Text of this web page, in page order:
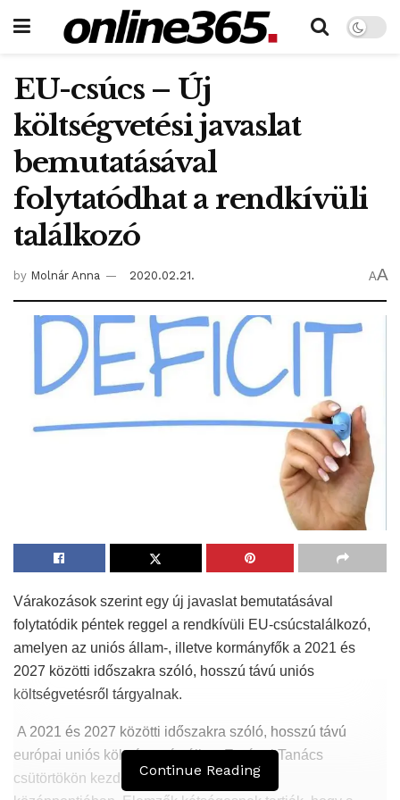
EU-csúcs – Új
költségvetési javaslat
bemutatásával
folytatódhat a rendkívüli
találkozó
by Molnár Anna 2020.02.21. AA
Várakozások szerint egy új javaslat bemutatásával
folytatódik péntek reggel a rendkívüli EU-csúcstalálkozó,
amelyen az uniós állam-, illetve kormányfők a 2021 és
2027 közötti időszakra szóló, hosszú távú uniós
költségvetésről tárgyalnak.
A 2021 és 2027 közötti időszakra szóló, hosszú távú
európai uniós költségvetés áll az Európai Tanács
csütörtökön kezdődött rendkívüli ülésének
Continue Reading